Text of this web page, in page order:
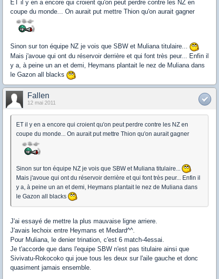
ET il y en a encore qui croient qu'on peut perdre contre les NZ en
coupe du monde... On aurait put mettre Thion qu'on aurait gagner
Sinon sur ton équipe NZ je vois que SBW et Muliana titulaire...
Mais j'avoue qui ont du réservoir derrière et qui font très peur... Enfin il
y a, à peine un an et demi, Heymans plantait le nez de Muliana dans
le Gazon all blacks
Fallen
12 mai 2011
ET il y en a encore qui croient qu'on peut perdre contre les NZ en
coupe du monde... On aurait put mettre Thion qu'on aurait gagner
Sinon sur ton équipe NZ je vois que SBW et Muliana titulaire...
Mais j'avoue qui ont du réservoir derrière et qui font très peur... Enfin il
y a, à peine un an et demi, Heymans plantait le nez de Muliana dans
le Gazon all blacks
J'ai essayé de mettre la plus mauvaise ligne arriere.
J'avais lechoix entre Heymans et Medard^^.
Pour Muliana, le denier trination, c'est 6 match-4essai.
Je t'accorde que dans l'equipe SBW n'est pas titulaire ainsi que
Sivivatu-Rokocoko qui joue tous les deux sur l'aile gauche et donc
quasiment jamais ensemble.